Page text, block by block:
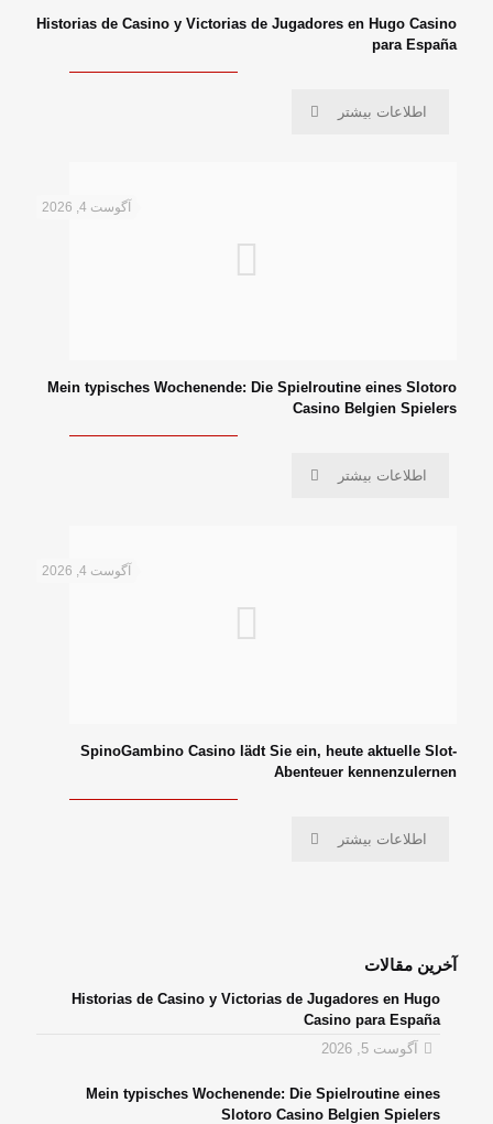
Historias de Casino y Victorias de Jugadores en Hugo Casino
para España
اطلاعات بیشتر
آگوست 4, 2026
Mein typisches Wochenende: Die Spielroutine eines Slotoro
Casino Belgien Spielers
اطلاعات بیشتر
آگوست 4, 2026
SpinoGambino Casino lädt Sie ein, heute aktuelle Slot-
Abenteuer kennenzulernen
اطلاعات بیشتر
آخرین مقالات
Historias de Casino y Victorias de Jugadores en Hugo
Casino para España
آگوست 5, 2026
Mein typisches Wochenende: Die Spielroutine eines
Slotoro Casino Belgien Spielers